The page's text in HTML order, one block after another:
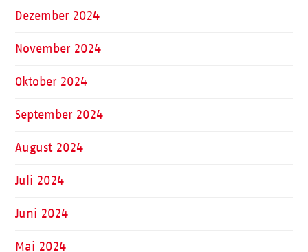
Dezember 2024
November 2024
Oktober 2024
September 2024
August 2024
Juli 2024
Juni 2024
Mai 2024